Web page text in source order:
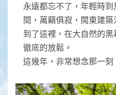
永遠都忘不了，年輕時
間，萬籟俱寂，閩東建
到了這裡，在大自然的
徹底的放鬆。
這幾年，非常想念那一刻